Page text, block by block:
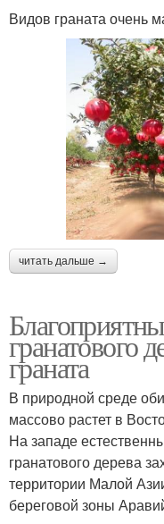
Видов граната очень
читать дальше →
гранатового
граната
В природной среде
массово растет в
На западе
гранатового дерева
территории Малой
береговой зоны